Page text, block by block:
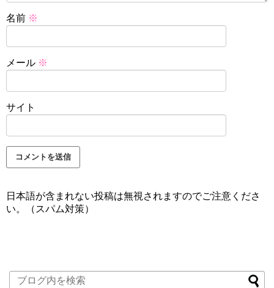
名前 ※
メール ※
サイト
日本語が含まれない投稿は無視されますのでご注意くださ
い。（スパム対策）